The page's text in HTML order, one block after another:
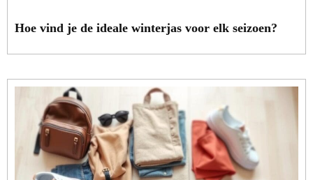
Hoe vind je de ideale winterjas voor elk seizoen?